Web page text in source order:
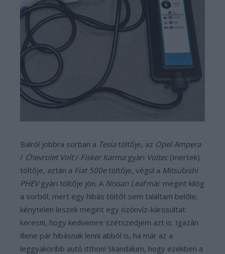
Balról jobbra sorban a Teslatöltője, az Opel Ampera
/ Chevrolet Volt/ Fisker Karmagyári Voltec(Inertek)
töltője, aztán a Fiat 500etöltője, végül a Mitsubishi
PHEVgyári töltője jön. A Nissan Leafmár megint kilóg
a sorból, mert egy hibás töltőt sem találtam belőle;
kénytelen leszek megint egy özönvíz-károsultat
keresni, hogy kedvemre szétszedjem azt is. Igazán
illene pár hibásnak lenni abból is, ha már az a
leggyakoribb autó itthon! Skandalum, hogy ezekben a